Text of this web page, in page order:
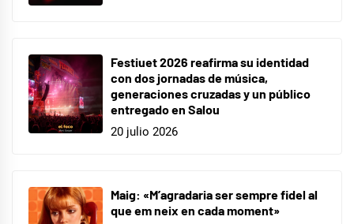
Festiuet 2026 reafirma su identidad
con dos jornadas de música,
generaciones cruzadas y un público
entregado en Salou
20 julio 2026
Maig: «M’agradaria ser sempre fidel al
que em neix en cada moment»